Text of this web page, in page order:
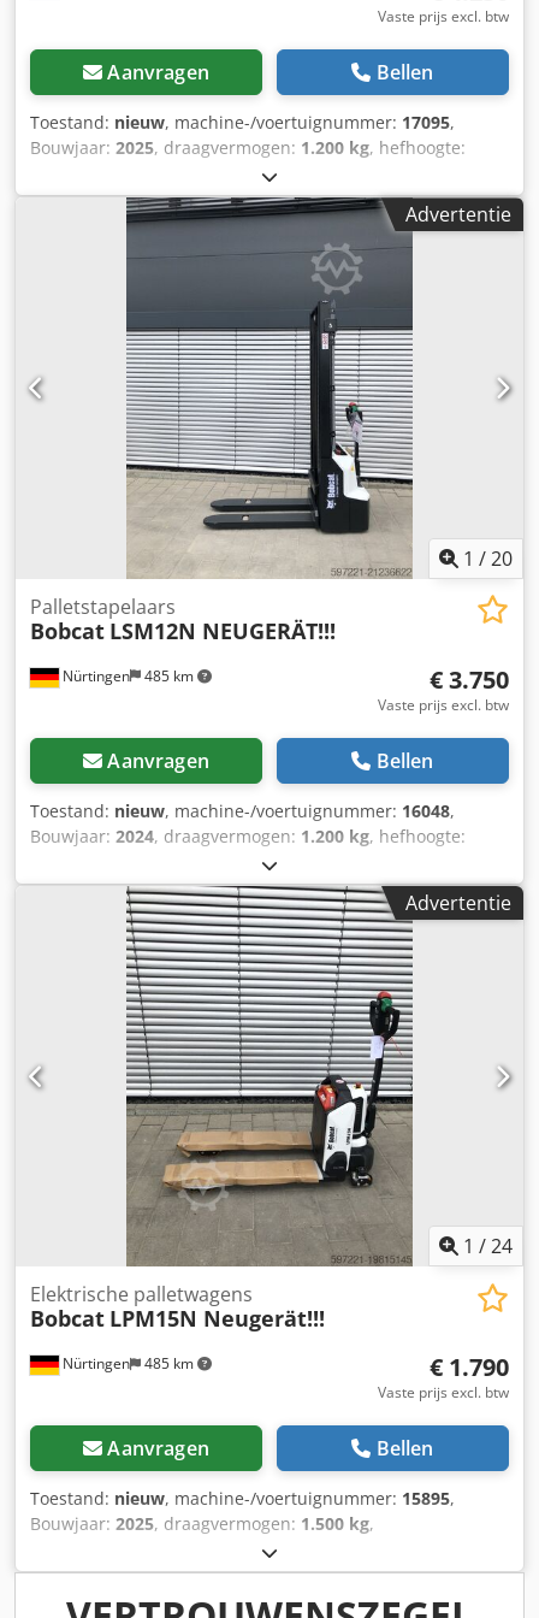
Vaste prijs excl. btw
Aanvragen Bellen
Toestand: nieuw, machine-/voertuignummer: 17095,
Bouwjaar: 2025, draagvermogen: 1.200 kg, hefhoogte:
, ladingzwaartepunt:
elektrisch, masttype:Simplex, bouwhoogte:1.970 mm,
batterijspanning:24 V, vorklengte:1.150 mm
, 5180321 Serienummer: OBWNR-
000081 Dsdpfxjzfd Dbj Af Eokr Specificaties accu: 24V 60Ah
Advertentie
1 /20
Nürtingen 485 km
Palletstapelaars
Bobcat LSM12N NEUGERÄT!!!
€ 3.750
Vaste prijs excl. btw
Aanvragen Bellen
Toestand: nieuw, machine-/voertuignummer: 16048,
Bouwjaar: 2024, draagvermogen: 1.200 kg, hefhoogte:
, ladingzwaartepunt:
elektrisch, masttype:Simplex, bouwhoogte:2.080 mm,
batterijspanning:24 V, vorklengte:1.150 mm
totaalgewicht:576 kg, 5076939 Serienummer: OBWNL-
002740 Dkjdpfxjykc Rre Af Eer Accuspecificaties: 24V 60Ah
Advertentie
1 /24
Nürtingen 485 km
Elektrische palletwagens
Bobcat LPM15N Neugerät!!!
€ 1.790
Vaste prijs excl. btw
Aanvragen Bellen
Toestand: nieuw, machine-/voertuignummer: 15895,
Bouwjaar: 2025, draagvermogen: 1.500 kg,
, brandstoftype:
masttype:overig, bouwhoogte:700 mm, vorklengte:1.150
, voorbandmaat:, achterbandmaat:, totaalgewicht: